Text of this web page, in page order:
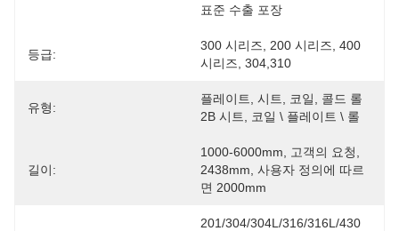
표준 수출 포장
등급:
300 시리즈, 200 시리즈, 400
시리즈, 304,310
유형:
플레이트, 시트, 코일, 콜드 롤
2B 시트, 코일 \ 플레이트 \ 롤
길이:
1000-6000mm, 고객의 요청,
2438mm, 사용자 정의에 따르
면 2000mm
201/304/304L/316/316L/430